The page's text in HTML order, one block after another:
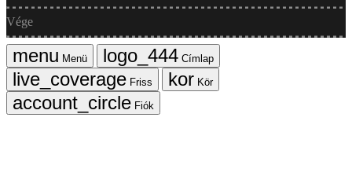
Vége
Menü
Címlap
Friss
Kör
Fiók